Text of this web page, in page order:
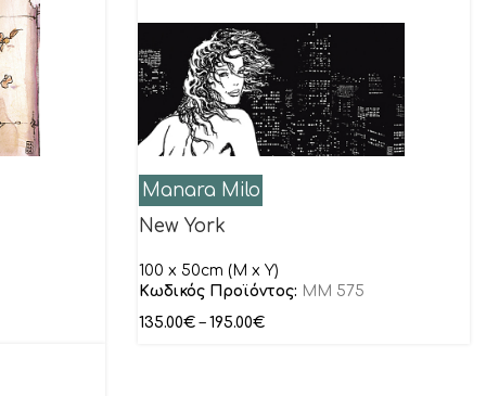
Manara Milo
New York
100 x 50cm (M x Y)
Κωδικός Προϊόντος: MM 575
135.00€ – 195.00€